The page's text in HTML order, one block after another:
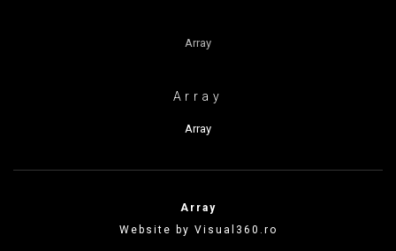
Array
Array
Array
Array
Website by Visual360.ro